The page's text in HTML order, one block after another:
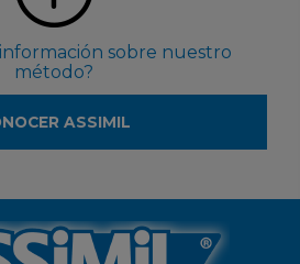
sobre nuestro
método?
ASSIMIL